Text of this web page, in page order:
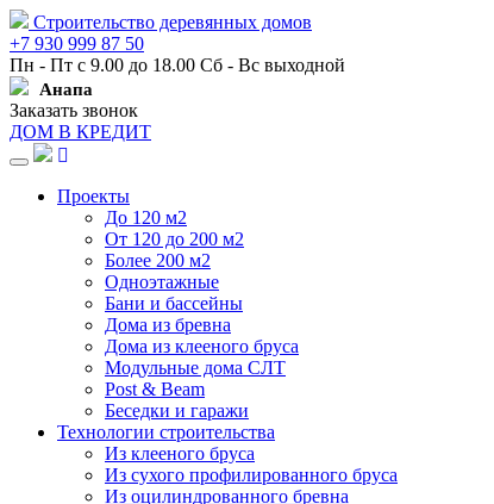
Строительство деревянных домов
+7 930 999 87 50
Пн - Пт с 9.00 до 18.00 Сб - Вс выходной
Анапа
Заказать звонок
ДОМ В КРЕДИТ
Навигация
Проекты
До 120 м2
От 120 до 200 м2
Более 200 м2
Одноэтажные
Бани и бассейны
Дома из бревна
Дома из клееного бруса
Модульные дома СЛТ
Post & Beam
Беседки и гаражи
Технологии строительства
Из клееного бруса
Из сухого профилированного бруса
Из оцилиндрованного бревна